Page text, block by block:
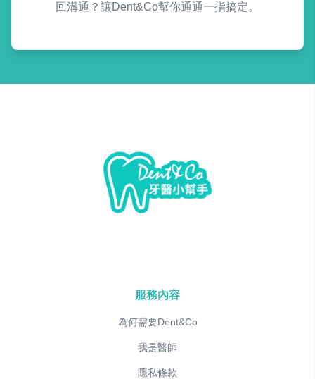
回溝通？讓Dent&Co幫你通通一指搞定。
服務內容
為何需要Dent&Co
我是醫師
隱私條款